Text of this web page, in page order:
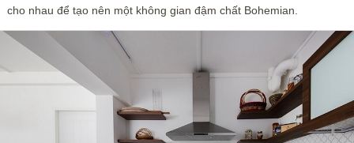
cho nhau để tạo nên một không gian đậm chất Bohemian.